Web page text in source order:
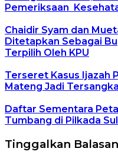
Pemeriksaan
Chaidir Syam dan
Ditetapkan Sebagai
Terpilih Oleh KPU
Terseret Kasus Ijazah
Mateng Jadi Tersangka
Daftar Sementara
Tumbang di Pilkada
Tinggalkan Balasan